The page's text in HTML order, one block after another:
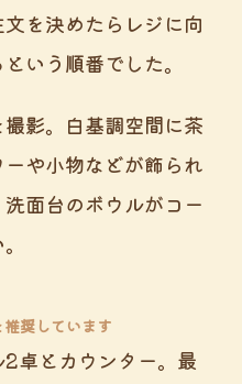
を決めたらレジに向
いう順番でした。
影。白基調空間に茶
や小物などが飾られ
面台のボウルがコー
奨しています
卓とカウンター。最